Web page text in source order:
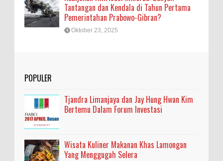
Tantangan dan Kendala di Tahun Pertama
Pemerintahan Prabowo-Gibran?
Oktober 23, 2025
POPULER
Tjandra Limanjaya dan Jay Hung Hwan Kim
Bertemu Dalam Forum Investasi
Wisata Kuliner Makanan Khas Lamongan
Yang Menggugah Selera